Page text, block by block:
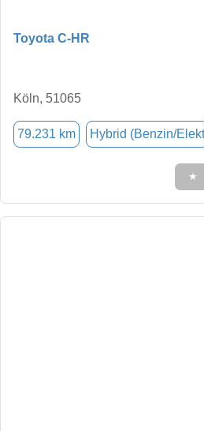
Toyota C-HR
Köln, 51065
79.231 km Hybrid (Benzin/Elekt
★